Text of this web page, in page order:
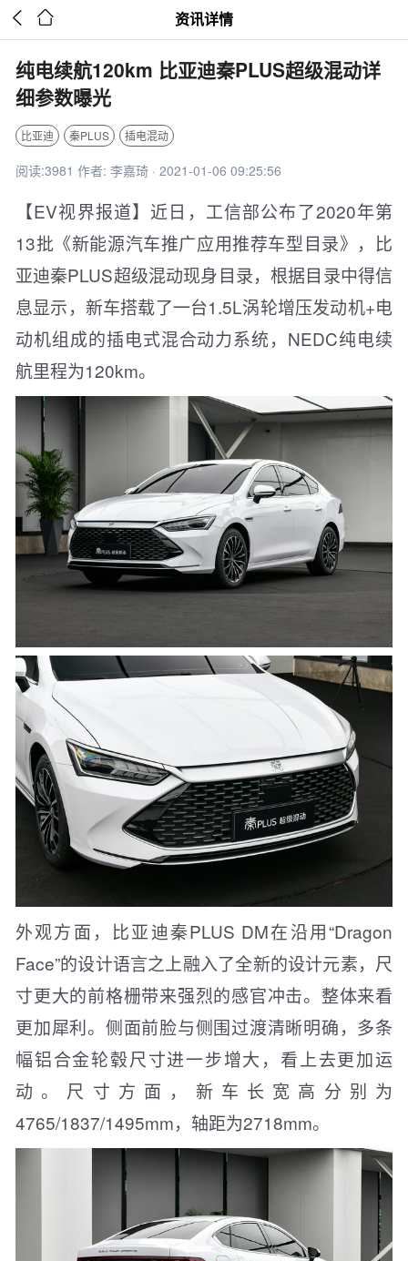
  资讯详情
纯电续航120km 比亚迪秦PLUS超级混动详
细参数曝光
比亚迪 秦PLUS 插电混动
阅读:3981 作者: 李嘉琦 · 2021-01-06 09:25:56
【EV视界报道】近日，工信部公布了2020年第
13批《新能源汽车推广应用推荐车型目录》，比
亚迪秦PLUS超级混动现身目录，根据目录中得信
息显示，新车搭载了一台1.5L涡轮增压发动机+电
动机组成的插电式混合动力系统，NEDC纯电续
航里程为120km。
外观方面，比亚迪秦PLUS DM在沿用“Dragon
Face”的设计语言之上融入了全新的设计元素，尺
寸更大的前格栅带来强烈的感官冲击。整体来看
更加犀利。侧面前脸与侧围过渡清晰明确，多条
幅铝合金轮毂尺寸进一步增大，看上去更加运
动。尺寸方面，新车长宽高分别为
4765/1837/1495mm，轴距为2718mm。